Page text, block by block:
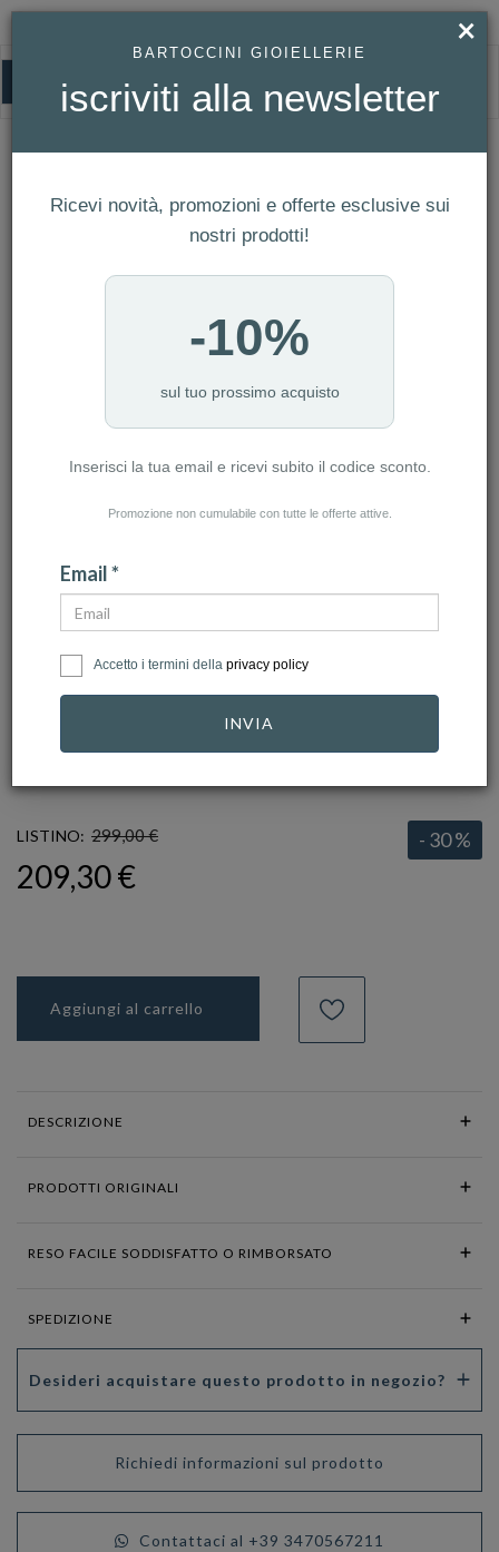
HOMEPAGE OROLOGIO MICHAEL KORS REF. MK6174
Orologio Michael Kors Ref. MK6174
click to zoom
MICHAEL KORS
LISTINO: 299,00 € - 30 %
209,30 €
Aggiungi al carrello
DESCRIZIONE
PRODOTTI ORIGINALI
RESO FACILE SODDISFATTO O RIMBORSATO
SPEDIZIONE
Desideri acquistare questo prodotto in negozio?
Richiedi informazioni sul prodotto
Contattaci al +39 3470567211
×
BARTOCCINI GIOIELLERIE
iscriviti alla newsletter
Ricevi novità, promozioni e offerte esclusive sui
nostri prodotti!
-10%
sul tuo prossimo acquisto
Inserisci la tua email e ricevi subito il codice sconto.
Promozione non cumulabile con tutte le offerte attive.
Email *
Accetto i termini della privacy policy
INVIA